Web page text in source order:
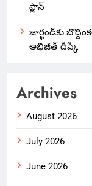
ప్లాన్
జార్ఖండ్‌కు
అభిజీత్ దీప్కే
Archives
August 2026
July 2026
June 2026